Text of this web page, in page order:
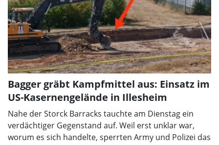
Bagger gräbt Kampfmittel aus: Einsatz im
US-Kasernengelände in Illesheim
Nahe der Storck Barracks tauchte am Dienstag ein
verdächtiger Gegenstand auf. Weil erst unklar war,
worum es sich handelte, sperrten Army und Polizei das